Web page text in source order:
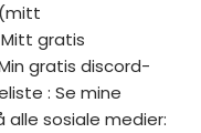
gratis
gratis discord-
: Se mine
alle sosiale medier: